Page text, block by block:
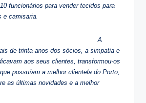
funcionários para vender tecidos para
e camisaria.
A
de trinta anos dos sócios, a simpatia e
aos seus clientes, transformou-os
possuíam a melhor clientela do Porto,
as últimas novidades e a melhor